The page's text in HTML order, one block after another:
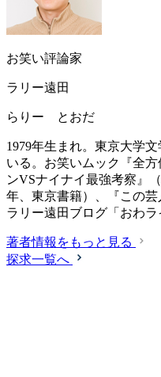
お笑い評論家
ラリー遠田
らりー とおだ
1979年生まれ。東京大学
いる。お笑いムック『全
ンVSナイナイ最強考察』
年、東京書籍）、『この
ラリー遠田ブログ「おわラ
著者情報をもっと見る
探求一覧へ